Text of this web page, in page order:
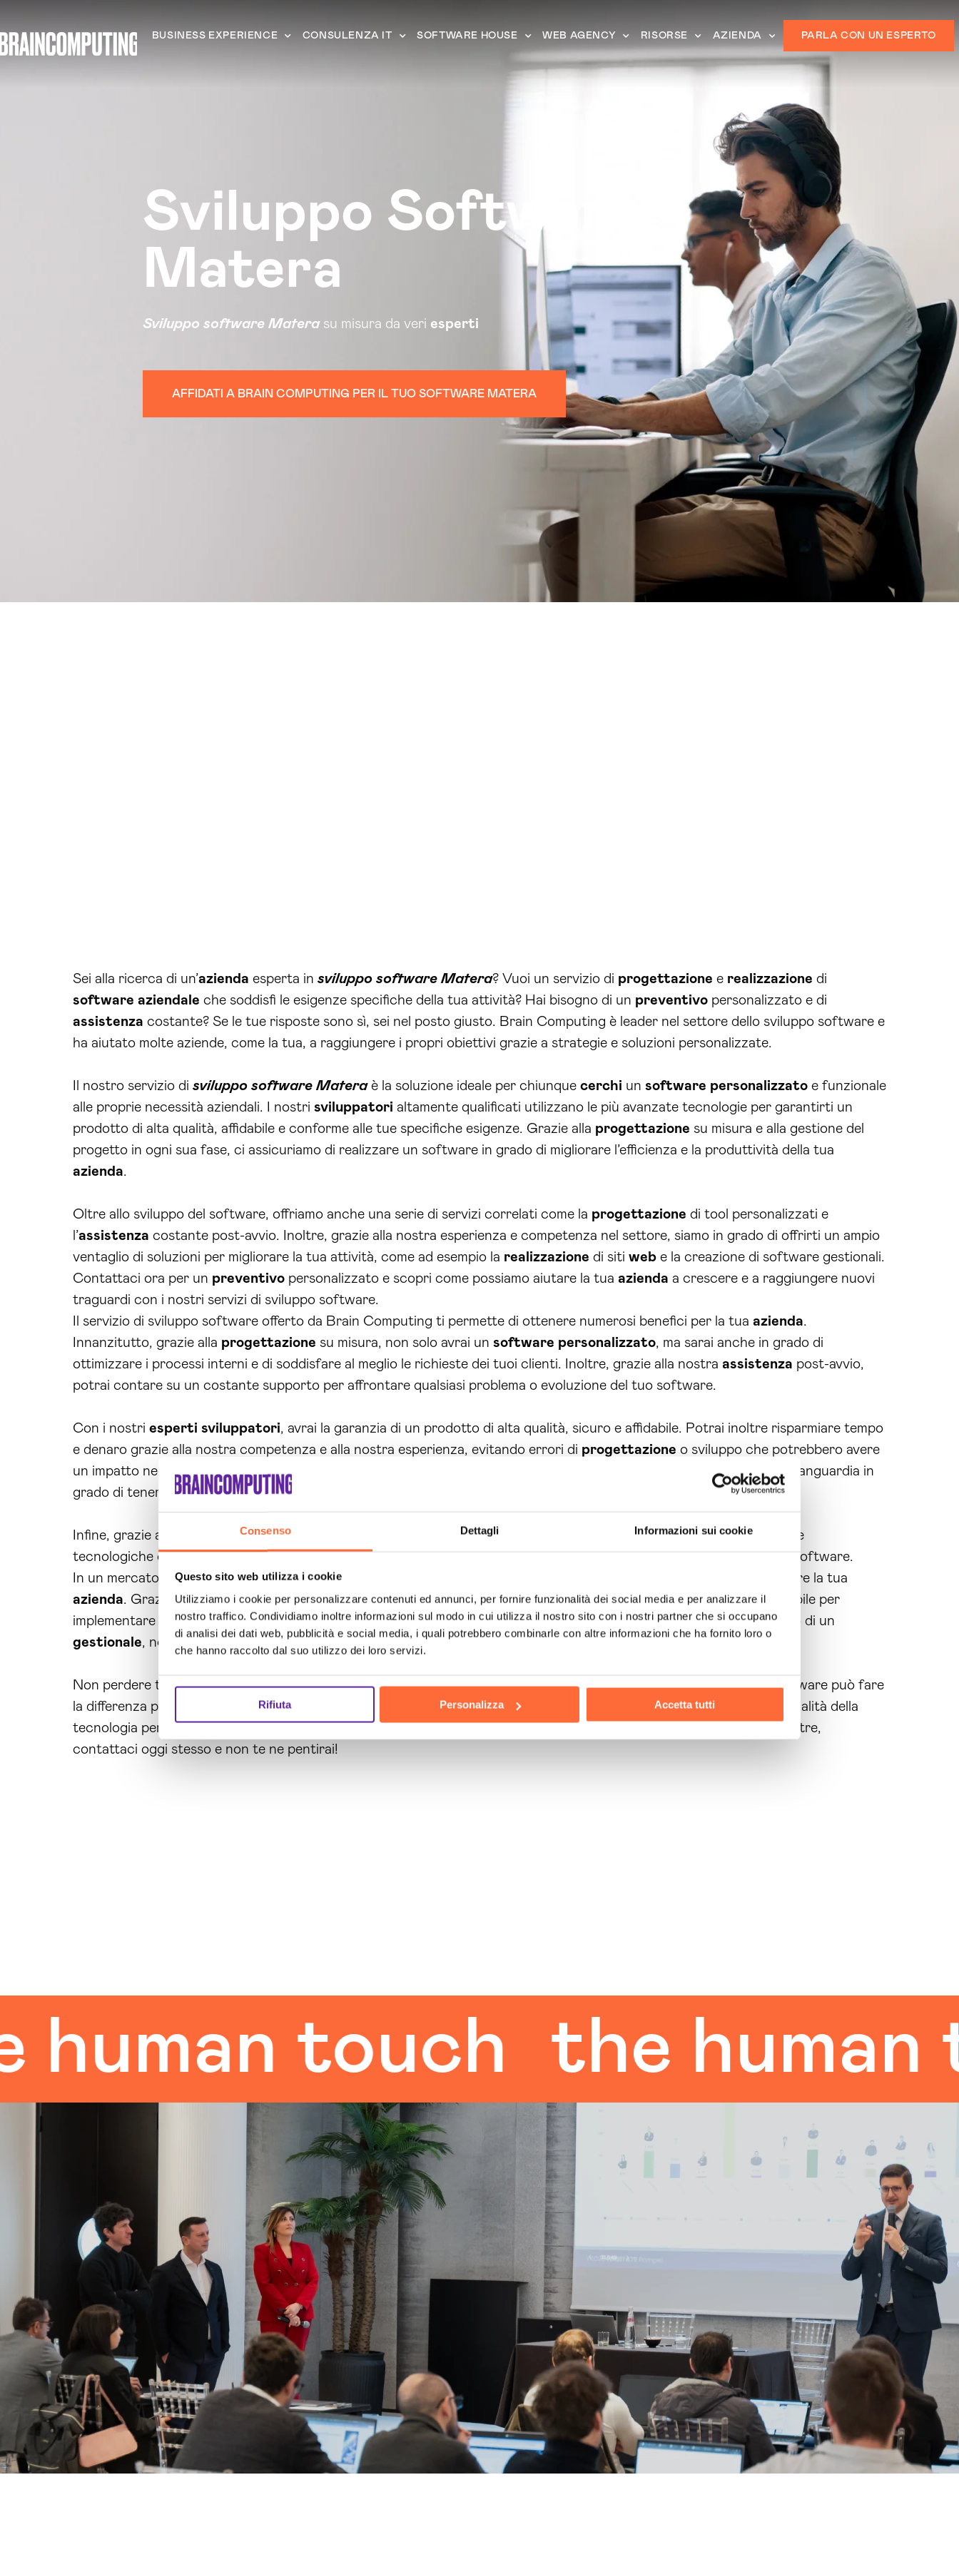
Consenso Dettagli Informazioni sui cookie
Questo sito web utilizza i cookie
Utilizziamo i cookie per personalizzare contenuti ed annunci, per fornire funzionalità dei social media e per analizzare il
nostro traffico. Condividiamo inoltre informazioni sul modo in cui utilizza il nostro sito con i nostri partner che si occupano
di analisi dei dati web, pubblicità e social media, i quali potrebbero combinarle con altre informazioni che ha fornito loro o
che hanno raccolto dal suo utilizzo dei loro servizi.
Rifiuta Personalizza Accetta tutti
BUSINESS EXPERIENCE CONSULENZA IT SOFTWARE HOUSE WEB AGENCY RISORSE AZIENDA PARLA CON UN ESPERTO
Sviluppo Software
Matera
Sviluppo software Materasu misura da veri esperti
AFFIDATI A BRAIN COMPUTING PER IL TUO SOFTWARE MATERA
Sei alla ricerca di un’azienda esperta in sviluppo software Matera? Vuoi un servizio di progettazione e realizzazione di
software aziendale che soddisfi le esigenze specifiche della tua attività? Hai bisogno di un preventivo personalizzato e di
assistenza costante? Se le tue risposte sono sì, sei nel posto giusto. Brain Computing è leader nel settore dello sviluppo software e
ha aiutato molte aziende, come la tua, a raggiungere i propri obiettivi grazie a strategie e soluzioni personalizzate.
Il nostro servizio di sviluppo software Materaè la soluzione ideale per chiunque cerchi un software personalizzato e funzionale
alle proprie necessità aziendali. I nostri sviluppatori altamente qualificati utilizzano le più avanzate tecnologie per garantirti un
prodotto di alta qualità, affidabile e conforme alle tue specifiche esigenze. Grazie alla progettazione su misura e alla gestione del
progetto in ogni sua fase, ci assicuriamo di realizzare un software in grado di migliorare l’efficienza e la produttività della tua
azienda.
Oltre allo sviluppo del software, offriamo anche una serie di servizi correlati come la progettazione di tool personalizzati e
l’assistenza costante post-avvio. Inoltre, grazie alla nostra esperienza e competenza nel settore, siamo in grado di offrirti un ampio
ventaglio di soluzioni per migliorare la tua attività, come ad esempio la realizzazione di siti web e la creazione di software gestionali.
Contattaci ora per un preventivo personalizzato e scopri come possiamo aiutare la tua azienda a crescere e a raggiungere nuovi
traguardi con i nostri servizi di sviluppo software.
Il servizio di sviluppo software offerto da Brain Computing ti permette di ottenere numerosi benefici per la tua azienda.
Innanzitutto, grazie alla progettazione su misura, non solo avrai un software personalizzato, ma sarai anche in grado di
ottimizzare i processi interni e di soddisfare al meglio le richieste dei tuoi clienti. Inoltre, grazie alla nostra assistenza post-avvio,
potrai contare su un costante supporto per affrontare qualsiasi problema o evoluzione del tuo software.
Con i nostri esperti sviluppatori, avrai la garanzia di un prodotto di alta qualità, sicuro e affidabile. Potrai inoltre risparmiare tempo
e denaro grazie alla nostra competenza e alla nostra esperienza, evitando errori di progettazione o sviluppo che potrebbero avere
un impatto negativo sul tuo business. Non solo, grazie all’utilizzo delle più avanzate tecnologie, avrai un software all’avanguardia in
grado di tenere il passo con un mercato in continua evoluzione.
Infine, grazie alle soluzioni correlate offerte da Brain Computing, potrai avere un partner affidabile per tutte le esigenze
tecnologiche della tuaazienda. Non perdere l’occasione di migliorare la tua attività grazie ai nostri servizi di sviluppo software.
In un mercato sempre più competitivo, è fondamentale sfruttare le opportunità offerte dalla tecnologia per far crescere la tua
azienda. Grazie al nostro servizio disviluppo software Matera, avrai a disposizione un partner competente e affidabile per
implementare soluzioni su misura per la tua attività. Non importa se hai bisogno di un nuovo software, di un sitoweb
o di un
gestionale, noi siamo qui per aiutarti a raggiungere i tuoi obiettivi.
Non perdere tempo, contattaci ora per unpreventivopersonalizzato e scopri come il nostro servizio di sviluppo software può fare
la differenza per la tua
azienda. Affidati a Brain Computing, leader del settore, e inizia a sfruttare al massimo le potenzialità della
tecnologia per il tuo business. Lasciati guidare da
e raggiungi il successo con il nostro aiuto. Non aspettare oltre,
contattaci oggi stesso e non te ne pentirai!
touch the human